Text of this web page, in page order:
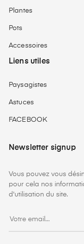
Plantes
Pots
Accessoires
Liens utiles
Paysagistes
Astuces
FACEBOOK
Newsletter signup
Vous pouvez vous
pour cela nos
d'utilisation du site.